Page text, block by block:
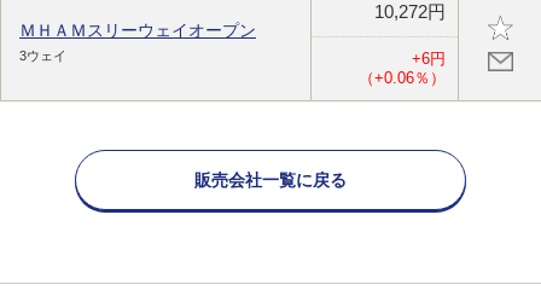
ＭＨＡＭスリーウェイオープン
3ウェイ
10,272円
+6円
（+0.06％）
販売会社一覧に戻る